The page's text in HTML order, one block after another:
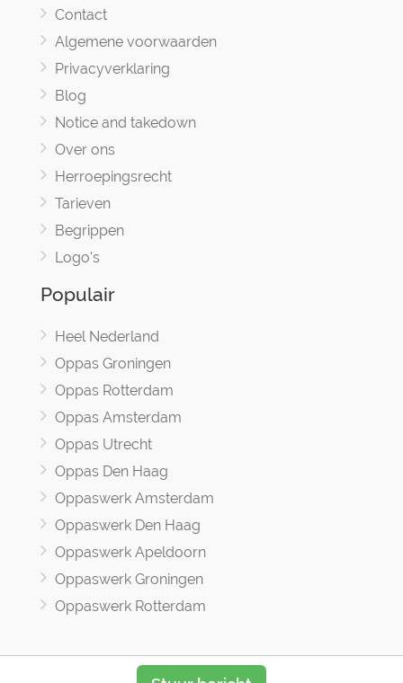
Contact
Algemene voorwaarden
Privacyverklaring
Blog
Notice and takedown
Over ons
Herroepingsrecht
Tarieven
Begrippen
Logo's
Populair
Heel Nederland
Oppas Groningen
Oppas Rotterdam
Oppas Amsterdam
Oppas Utrecht
Oppas Den Haag
Oppaswerk Amsterdam
Oppaswerk Den Haag
Oppaswerk Apeldoorn
Oppaswerk Groningen
Oppaswerk Rotterdam